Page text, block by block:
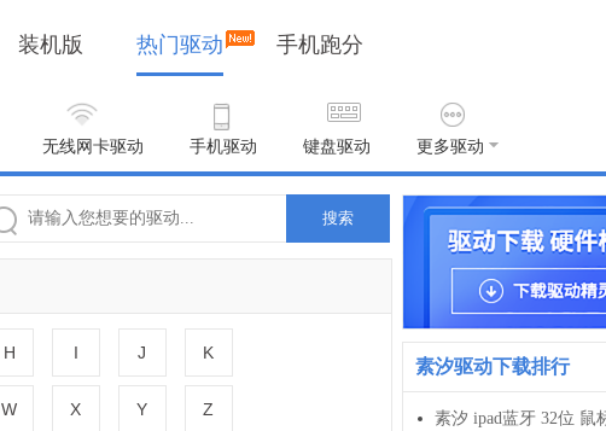
装机版 热门驱动 手机跑分
无线网卡驱动 手机驱动 键盘驱动 更多驱动
搜索
H I J K
W X Y Z
素汐驱动下载排行
素汐 ipad蓝牙 32位 鼠